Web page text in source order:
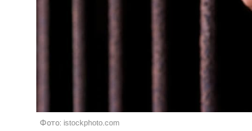
Фото: istockphoto.com